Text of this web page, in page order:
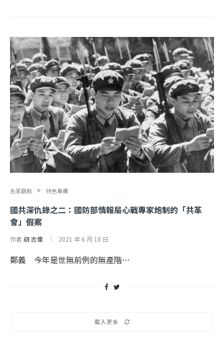
名家觀點 特色專欄
國共深仇錄之二：國防部情報局心戰專家炮制的「共革
會」假案
作者胡 志偉 2021 年 6 月 18 日
鄭義 今年是世無前例的無產階…
載入更多